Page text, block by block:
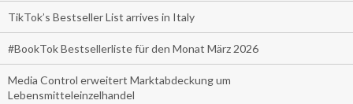
TikTok’s Bestseller List arrives in Italy
#BookTok Bestsellerliste für den Monat März 2026
Media Control erweitert Marktabdeckung um
Lebensmitteleinzelhandel